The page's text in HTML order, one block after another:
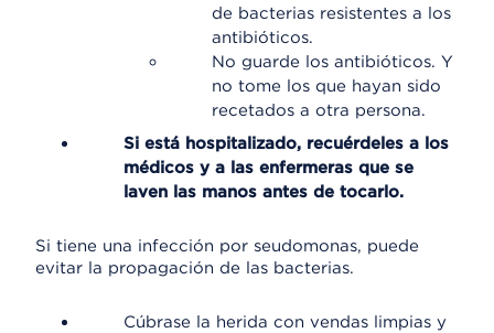
de bacterias resistentes a los
antibióticos.
No guarde los antibióticos. Y
no tome los que hayan sido
recetados a otra persona.
Si está hospitalizado, recuérdeles a los
médicos y a las enfermeras que se
laven las manos antes de tocarlo.
Si tiene una infección por seudomonas, puede
evitar la propagación de las bacterias.
Cúbrase la herida con vendas limpias y